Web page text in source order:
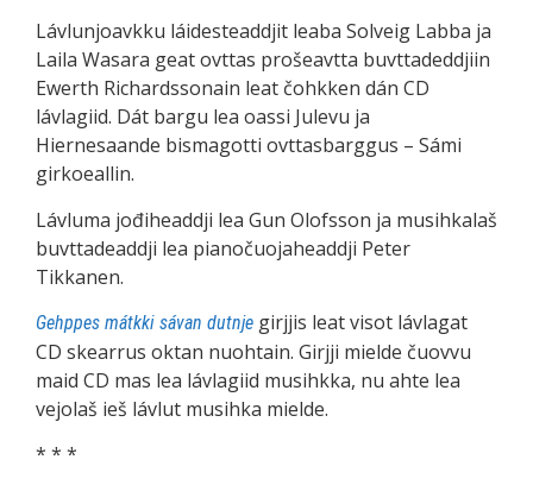
Lávlunjoavkku láidesteaddjit leaba Solveig Labba ja
Laila Wasara geat ovttas prošeavtta buvttadeddjiin
Ewerth Richardssonain leat čohkken dán CD
lávlagiid. Dát bargu lea oassi Julevu ja
Hiernesaande bismagotti ovttasbarggus – Sámi
girkoeallin.
Lávluma jođiheaddji lea Gun Olofsson ja musihkalaš
buvttadeaddji lea pianočuojaheaddji Peter
Tikkanen.
Gehppes mátkki sávan dutnje girjjis leat visot lávlagat
CD skearrus oktan nuohtain. Girjji mielde čuovvu
maid CD mas lea lávlagiid musihkka, nu ahte lea
vejolaš ieš lávlut musihka mielde.
* * *